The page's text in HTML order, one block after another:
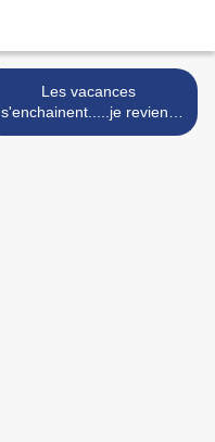
Les vacances
s'enchainent.....je reviens
très bientôt >